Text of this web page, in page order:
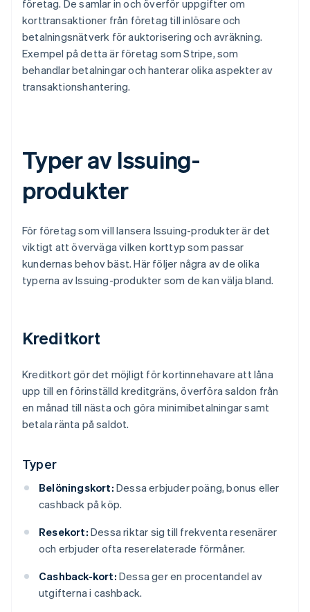
företag. De samlar in och överför uppgifter om
korttransaktioner från företag till inlösare och
betalningsnätverk för auktorisering och avräkning.
Exempel på detta är företag som Stripe, som
behandlar betalningar och hanterar olika aspekter av
transaktionshantering.
Typer av Issuing-
produkter
För företag som vill lansera Issuing-produkter är det
viktigt att överväga vilken korttyp som passar
kundernas behov bäst. Här följer några av de olika
typerna av Issuing-produkter som de kan välja bland.
Kreditkort
Kreditkort gör det möjligt för kortinnehavare att låna
upp till en förinställd kreditgräns, överföra saldon från
en månad till nästa och göra minimibetalningar samt
betala ränta på saldot.
Typer
Belöningskort: Dessa erbjuder poäng, bonus eller
cashback på köp.
Resekort: Dessa riktar sig till frekventa resenärer
och erbjuder ofta reserelaterade förmåner.
Cashback-kort: Dessa ger en procentandel av
utgifterna i cashback.